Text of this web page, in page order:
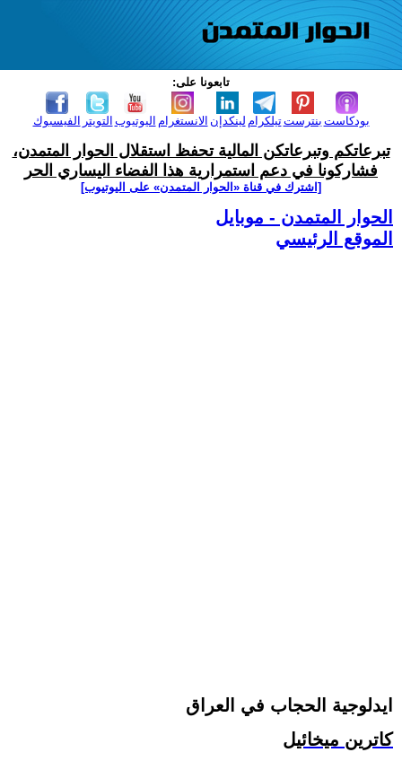
تابعونا على:
الفيسبوك التويتر اليوتيوب الانستغرام لينكدإن تيلكرامبنترست بودكاست
تبرعاتكم وتبرعاتكن المالية تحفظ استقلال الحوار المتمدن،
فشاركونا في دعم استمرارية هذا الفضاء اليساري الحر
[اشترك في قناة ‫«الحوار المتمدن» على اليوتيوب]
الحوار المتمدن - موبايل
الموقع الرئيسي
ايدلوجية الحجاب في العراق
كاترين ميخائيل